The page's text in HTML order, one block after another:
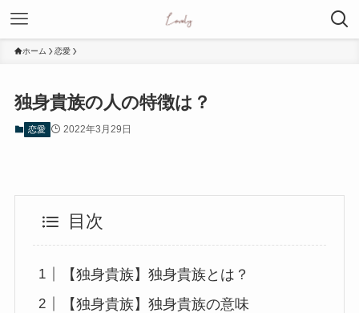
ホーム 恋愛
独身貴族の人の特徴は？
恋愛 2022年3月29日
目次
【独身貴族】独身貴族とは？
【独身貴族】独身貴族の意味